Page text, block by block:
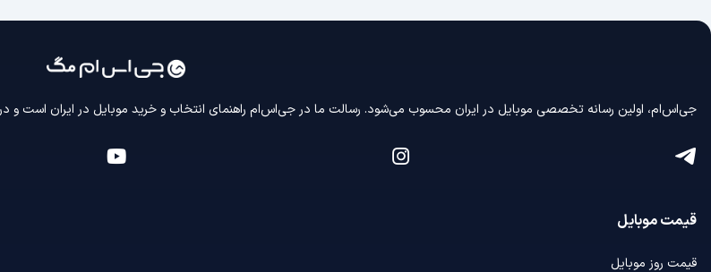
جی‌اس‌ام، اولین رسانه‌ تخصصی موبایل در ایران محسوب می‌شود. رسالت ما در جی‌اس‌ام راهنمای انتخاب و خرید موبایل در ایران است و
قیمت موبایل
قیمت روز موبایل